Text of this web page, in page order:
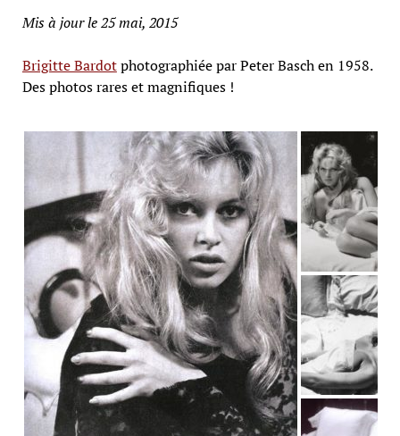
Mis à jour le 25 mai, 2015
Brigitte Bardotphotographiée par Peter Basch en 1958.
Des photos rares et magnifiques !